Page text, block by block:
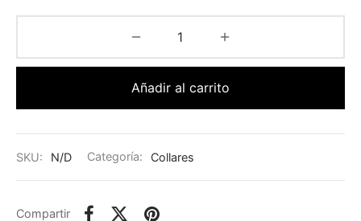
Añadir al carrito
SKU: N/D Categoría: Collares
Compartir